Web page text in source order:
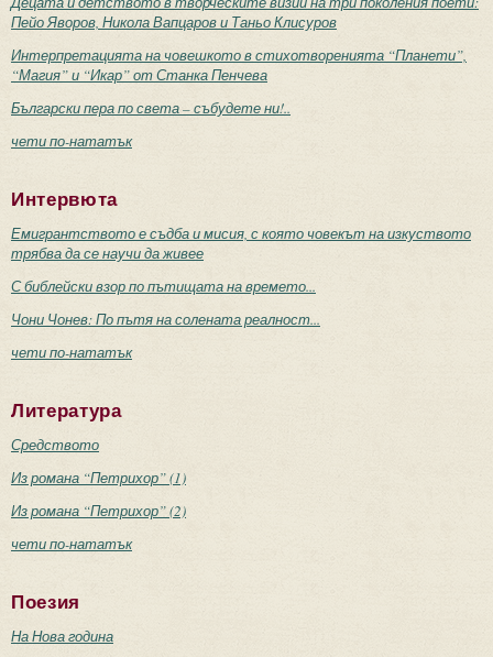
Пейо Яворов, Никола Вапцаров и Таньо Клисуров
Интерпретацията на човешкото в стихотворенията “Планети”,
“Магия” и “Икар” от Станка Пенчева
Български пера по света – събудете ни!..
чети по-нататък
Интервюта
Емигрантството е съдба и мисия, с която човекът на изкуството
трябва да се научи да живее
С библейски взор по пътищата на времето...
Чони Чонев: По пътя на солената реалност...
чети по-нататък
Литература
Средството
Из романа “Петрихор” (1)
Из романа “Петрихор” (2)
чети по-нататък
Поезия
На Нова година